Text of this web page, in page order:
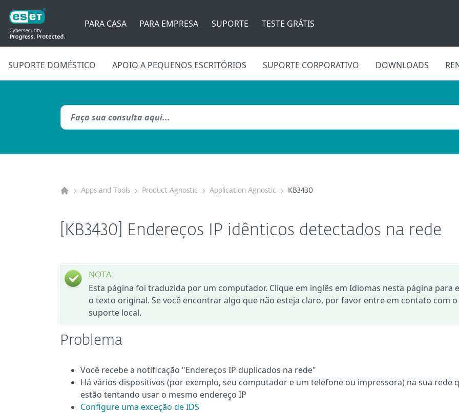
PARA CASA PARA EMPRESA SUPORTE TESTE GRÁTIS
SUPORTE DOMÉSTICO APOIO A PEQUENOS ESCRITÓRIOS SUPORTE CORPORATIVO DOWNLOADS
Apps and Tools Product Agnostic Application Agnostic KB3430
[KB3430] Endereços IP idênticos detectados na rede
NOTA:
Esta página foi traduzida por um computador. Clique em inglês em Idiomas nesta página para
o texto original. Se você encontrar algo que não esteja claro, por favor entre em contato com o
suporte local.
Problema
Você recebe a notificação "Endereços IP duplicados na rede"
Há vários dispositivos (por exemplo, seu computador e um telefone ou impressora) na sua rede
estão tentando usar o mesmo endereço IP
Configure uma exceção de IDS